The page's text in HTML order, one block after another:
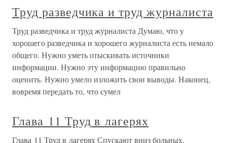
Труд разведчика и труд журналиста
Труд разведчика и труд журналиста Думаю, что у
хорошего разведчика и хорошего журналиста есть немало
общего. Нужно уметь отыскивать источники
информации. Нужно эту информацию правильно
оценить. Нужно умело изложить свои выводы. Наконец,
вовремя передать то, что сумел
Глава 11 Труд в лагерях
Глава 11 Труд в лагерях Спускают вниз больных,